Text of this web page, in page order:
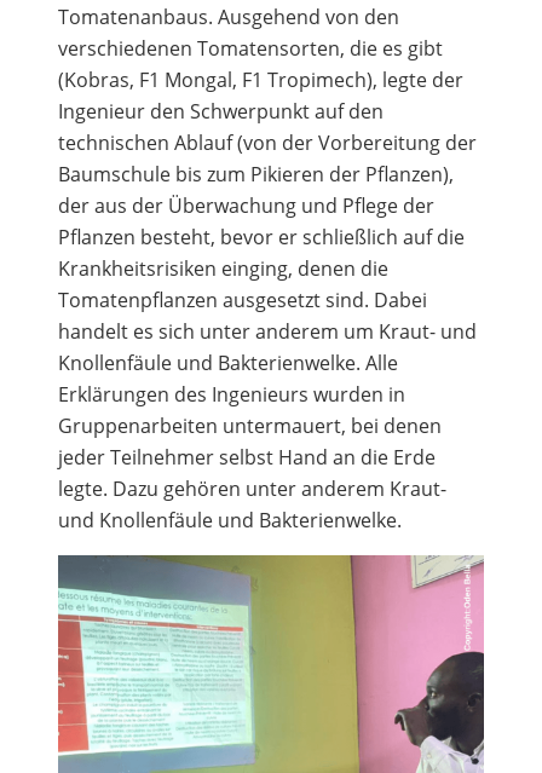
Tomatenanbaus. Ausgehend von den
verschiedenen Tomatensorten, die es gibt
(Kobras, F1 Mongal, F1 Tropimech), legte der
Ingenieur den Schwerpunkt auf den
technischen Ablauf (von der Vorbereitung der
Baumschule bis zum Pikieren der Pflanzen),
der aus der Überwachung und Pflege der
Pflanzen besteht, bevor er schließlich auf die
Krankheitsrisiken einging, denen die
Tomatenpflanzen ausgesetzt sind. Dabei
handelt es sich unter anderem um Kraut- und
Knollenfäule und Bakterienwelke. Alle
Erklärungen des Ingenieurs wurden in
Gruppenarbeiten untermauert, bei denen
jeder Teilnehmer selbst Hand an die Erde
legte. Dazu gehören unter anderem Kraut-
und Knollenfäule und Bakterienwelke.